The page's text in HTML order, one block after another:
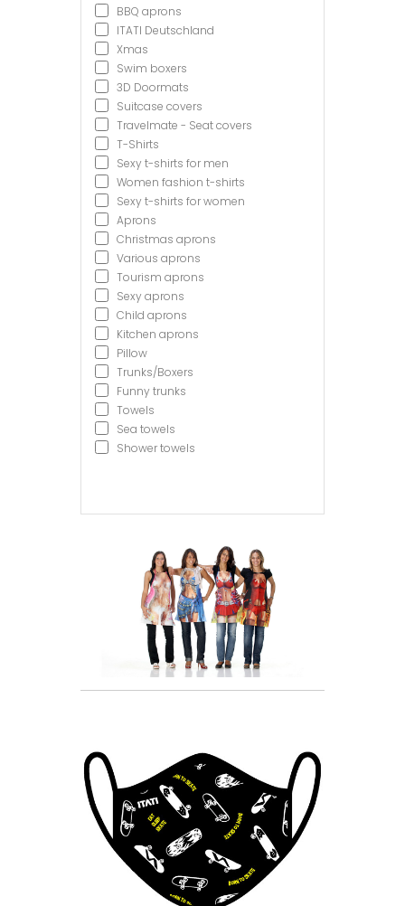
BBQ aprons
ITATI Deutschland
Xmas
Swim boxers
3D Doormats
Suitcase covers
Travelmate - Seat covers
T-Shirts
Sexy t-shirts for men
Women fashion t-shirts
Sexy t-shirts for women
Aprons
Christmas aprons
Various aprons
Tourism aprons
Sexy aprons
Child aprons
Kitchen aprons
Pillow
Trunks/Boxers
Funny trunks
Towels
Sea towels
Shower towels